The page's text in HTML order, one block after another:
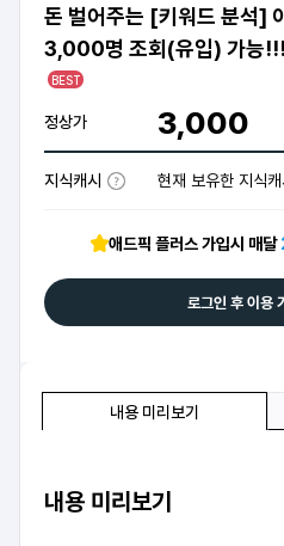
돈 벌어주는 [키워드 분석]
3,000명 조회(유입) 가능!!!
BEST
정상가 3,000
지식캐시 현재 보유한 지식캐
애드픽 플러스 가입시 매달
로그인 후 이용
내용 미리보기
내용 미리보기